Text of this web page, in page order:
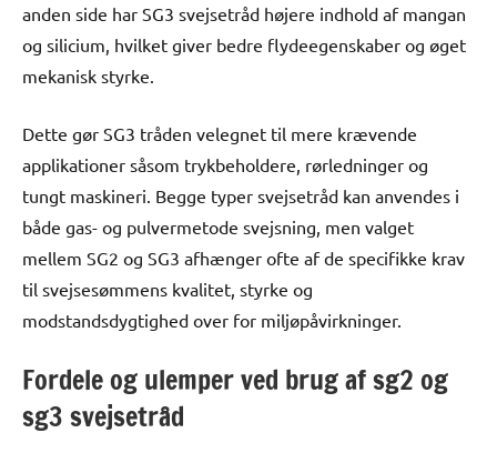
anden side har SG3 svejsetråd højere indhold af mangan
og silicium, hvilket giver bedre flydeegenskaber og øget
mekanisk styrke.
Dette gør SG3 tråden velegnet til mere krævende
applikationer såsom trykbeholdere, rørledninger og
tungt maskineri. Begge typer svejsetråd kan anvendes i
både gas- og pulvermetode svejsning, men valget
mellem SG2 og SG3 afhænger ofte af de specifikke krav
til svejsesømmens kvalitet, styrke og
modstandsdygtighed over for miljøpåvirkninger.
Fordele og ulemper ved brug af sg2 og
sg3 svejsetråd